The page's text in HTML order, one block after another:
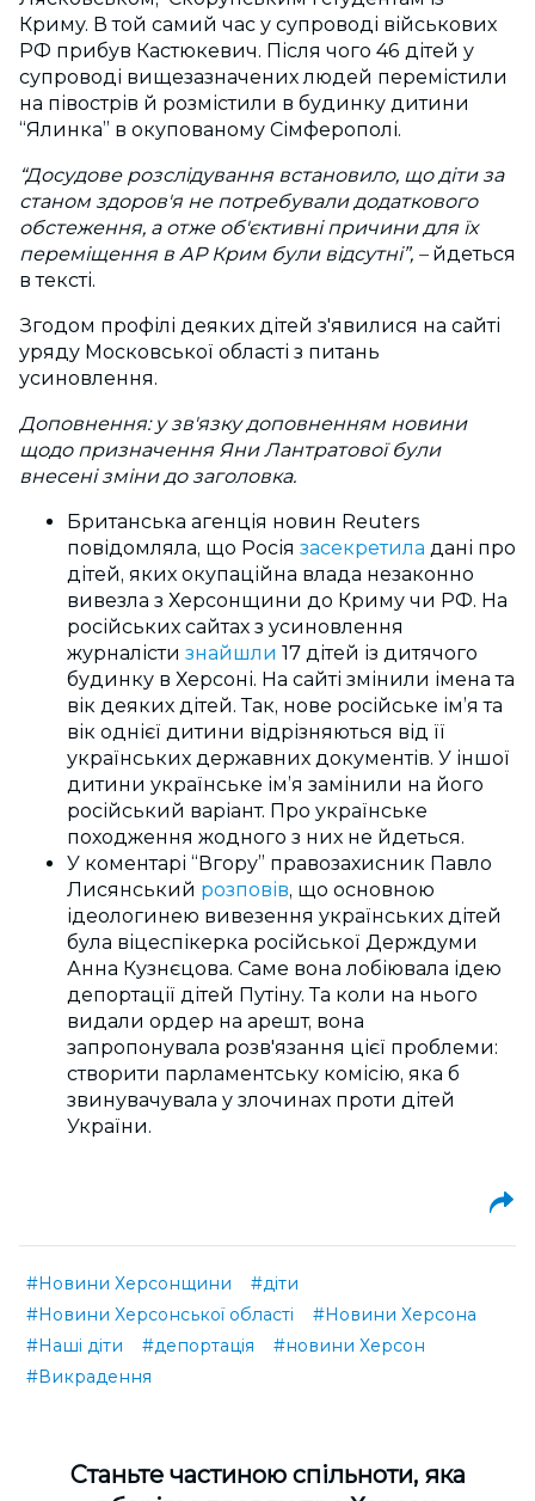
Криму. В той самий час у супроводі військових
РФ прибув Кастюкевич. Після чого 46 дітей у
супроводі вищезазначених людей перемістили
на півострів й розмістили в будинку дитини
“Ялинка” в окупованому Сімферополі.
“Досудове розслідування встановило, що діти за
станом здоров'я не потребували додаткового
обстеження, а отже об'єктивні причини для їх
переміщення в АР Крим були відсутні”, – йдеться
в тексті.
Згодом профілі деяких дітей з'явилися на сайті
уряду Московської області з питань
усиновлення.
Доповнення: у зв'язку доповненням новини
щодо призначення Яни Лантратової були
внесені зміни до заголовка.
Британська агенція новин Reuters
повідомляла, що Росія засекретила дані про
дітей, яких окупаційна влада незаконно
вивезла з Херсонщини до Криму чи РФ. На
російських сайтах з усиновлення
журналісти знайшли 17 дітей із дитячого
будинку в Херсоні. На сайті змінили імена та
вік деяких дітей. Так, нове російське імʼя та
вік однієї дитини відрізняються від її
українських державних документів. У іншої
дитини українське імʼя замінили на його
російський варіант. Про українське
походження жодного з них не йдеться.
У коментарі “Вгору” правозахисник Павло
Лисянський розповів, що основною
ідеологинею вивезення українських дітей
була віцеспікерка російської Держдуми
Анна Кузнєцова. Саме вона лобіювала ідею
депортації дітей Путіну. Та коли на нього
видали ордер на арешт, вона
запропонувала розв'язання цієї проблеми:
створити парламентську комісію, яка б
звинувачувала у злочинах проти дітей
України.
#Новини Херсонщини
#діти
#Новини Херсонської області
#Новини Херсона
#Наші діти
#депортація
#новини Херсон
#Викрадення
Cтаньте частиною спільноти, яка